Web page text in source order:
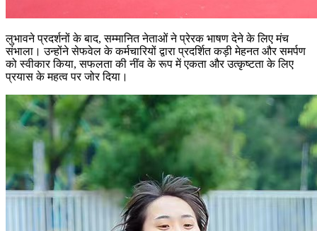
लुभावने प्रदर्शनों के बाद, सम्मानित नेताओं ने प्रेरक भाषण देने के लिए मंच
संभाला। उन्होंने सेफवेल के कर्मचारियों द्वारा प्रदर्शित कड़ी मेहनत और समर्पण
को स्वीकार किया, सफलता की नींव के रूप में एकता और उत्कृष्टता के लिए
प्रयास के महत्व पर जोर दिया।